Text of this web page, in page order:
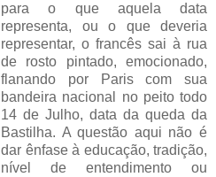
para o que aquela data
representa, ou o que deveria
representar, o francês sai à rua
de rosto pintado, emocionado,
flanando por Paris com sua
bandeira nacional no peito todo
14 de Julho, data da queda da
Bastilha. A questão aqui não é
dar ênfase à educação, tradição,
nível de entendimento ou